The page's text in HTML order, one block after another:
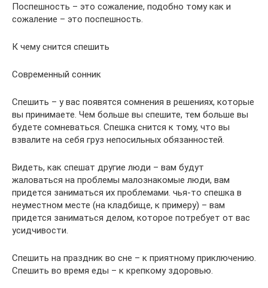
Поспешность – это сожаление, подобно тому как и
сожаление – это поспешность.
К чему снится спешить
Современный сонник
Спешить – у вас появятся сомнения в решениях, которые
вы принимаете. Чем больше вы спешите, тем больше вы
будете сомневаться. Спешка снится к тому, что вы
взвалите на себя груз непосильных обязанностей.
Видеть, как спешат другие люди – вам будут
жаловаться на проблемы малознакомые люди, вам
придется заниматься их проблемами. чья-то спешка в
неуместном месте (на кладбище, к примеру) – вам
придется заниматься делом, которое потребует от вас
усидчивости.
Спешить на праздник во сне – к приятному приключению.
Спешить во время еды – к крепкому здоровью.